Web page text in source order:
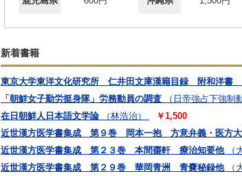
新着書籍
東京大学東洋文化研究所 仁井田文庫漢籍目録 附和洋書
「朝鮮女子勤労挺身隊」労務動員の調査
（日帝強占下強制
在日朝鮮人日本語文学論
（林浩治）
￥1,500
近世漢方医学書集成 第９巻 岡本一抱 方意弁義・医方大
近世漢方医学書集成 第２３巻 本間棗軒 療治知要他
（
近世漢方医学書集成 第２９巻 華岡青洲 青嚢秘録他
（